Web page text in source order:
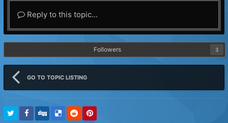
Reply to this topic...
Followers 3
GO TO TOPIC LISTING